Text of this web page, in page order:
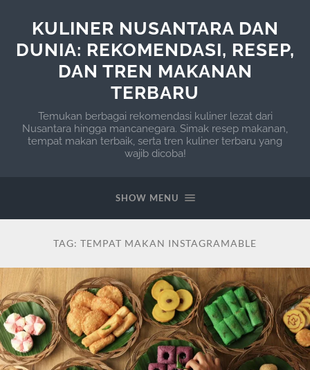
KULINER NUSANTARA DAN
DUNIA: REKOMENDASI, RESEP,
DAN TREN MAKANAN
TERBARU
Temukan berbagai rekomendasi kuliner lezat dari
Nusantara hingga mancanegara. Simak resep makanan,
tempat makan terbaik, serta tren kuliner terbaru yang
wajib dicoba!
SHOW MENU
TAG: TEMPAT MAKAN INSTAGRAMABLE